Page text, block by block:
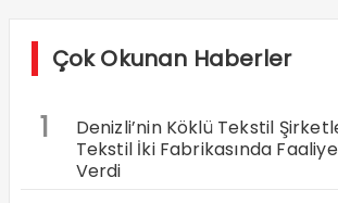
Çok Okunan Haberler
1
Denizli’nin Köklü Tekstil
Tekstil İki Fabrikasında
Verdi